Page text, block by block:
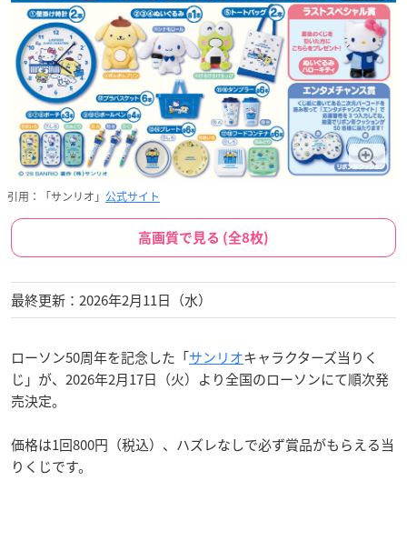
引用：「サンリオ」 公式サイト
高画質で見る (全8枚)
最終更新：2026年2月11日（水）
ローソン50周年を記念した「サンリオキャラクターズ当りく
じ」が、2026年2月17日（火）より全国のローソンにて順次発
売決定。
価格は1回800円（税込）、ハズレなしで必ず賞品がもらえる当
りくじです。